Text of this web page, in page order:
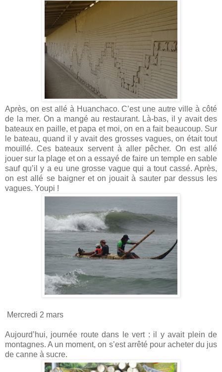
Après, on est allé à Huanchaco. C’est une autre ville à côté
de la mer. On a mangé au restaurant. Là-bas, il y avait des
bateaux en paille, et papa et moi, on en a fait beaucoup. Sur
le bateau, quand il y avait des grosses vagues, on était tout
mouillé. Ces bateaux servent à aller pêcher. On est allé
jouer sur la plage et on a essayé de faire un temple en sable
sauf qu’il y a eu une grosse vague qui a tout cassé. Après,
on est allé se baigner et on jouait à sauter par dessus les
vagues. Youpi !
Mercredi 2 mars
Aujourd’hui, journée route dans le vert : il y avait plein de
montagnes. A un moment, on s’est arrêté pour acheter du jus
de canne à sucre.